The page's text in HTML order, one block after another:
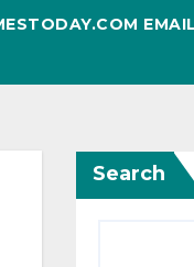
Search